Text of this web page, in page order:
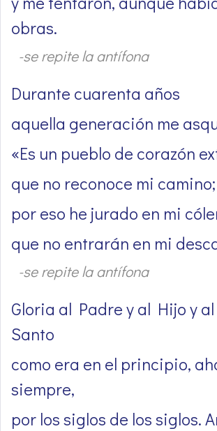
obras.
-se repite la antífona
Durante cuarenta años
aquella generación me
«Es un pueblo de corazón
que no reconoce mi camino;
por eso he jurado en mi
que no entrarán en mi
-se repite la antífona
Gloria al Padre y al Hijo y
Santo
como era en el principio,
siempre,
por los siglos de los siglos.